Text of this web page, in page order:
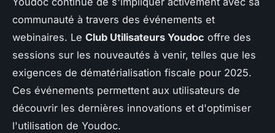
communauté à travers des événements et
webinaires. Le Club Utilisateurs Youdoc offre des
sessions sur les nouveautés à venir, telles que les
exigences de dématérialisation fiscale pour 2025.
Ces événements permettent aux utilisateurs de
découvrir les dernières innovations et d'optimiser
l'utilisation de Youdoc.